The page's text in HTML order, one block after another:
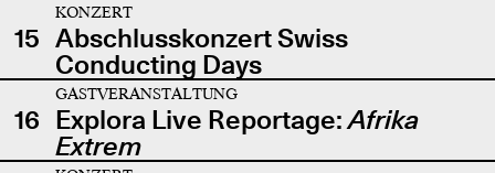
15
KONZERT
Abschlusskonzert Swiss
Conducting Days
16
GASTVERANSTALTUNG
Explora Live Reportage:Afrika
Extrem